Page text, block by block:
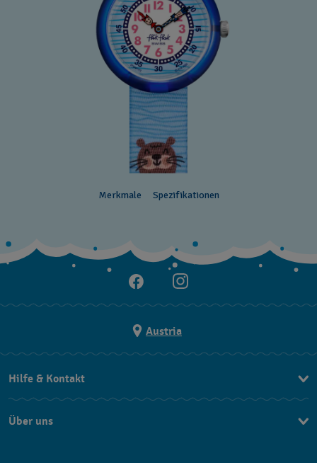
Merkmale Spezifikationen
Austria
Hilfe & Kontakt
Über uns